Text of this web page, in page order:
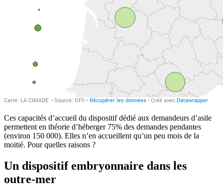
Ces capacités d’accueil du dispositif dédié aux demandeurs d’asile
permettent en théorie d’héberger 75% des demandes pendantes
(environ 150 000). Elles n’en accueillent qu’un peu mois de la
moitié. Pour quelles raisons ?
Un dispositif embryonnaire dans les
outre-mer